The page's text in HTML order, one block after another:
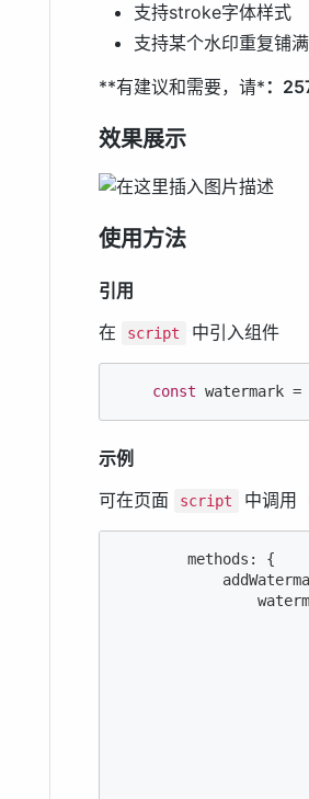
支持stroke字体样式
支持某个水印重复铺满
**有建议和需要，请*：
效果展示
使用方法
引用
在
script 中引入组件
const watermark
示例
可在页面
script 中调用
        methods: {